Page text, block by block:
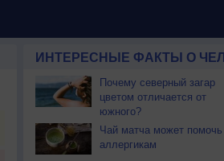
ИНТЕРЕСНЫЕ ФАКТЫ О
Почему северный загар
цветом отличается от
южного?
Чай матча может помочь
аллергикам